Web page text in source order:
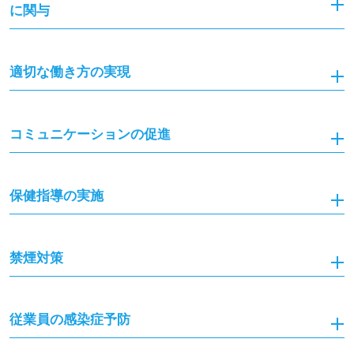
に関与
適切な働き方の実現
コミュニケーションの促進
保健指導の実施
禁煙対策
従業員の感染症予防